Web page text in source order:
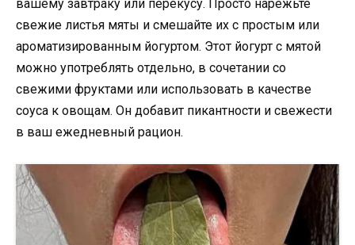
вашему завтраку или перекусу. Просто нарежьте
свежие листья мяты и смешайте их с простым или
ароматизированным йогуртом. Этот йогурт с мятой
можно употреблять отдельно, в сочетании со
свежими фруктами или использовать в качестве
соуса к овощам. Он добавит пикантности и свежести
в ваш ежедневный рацион.